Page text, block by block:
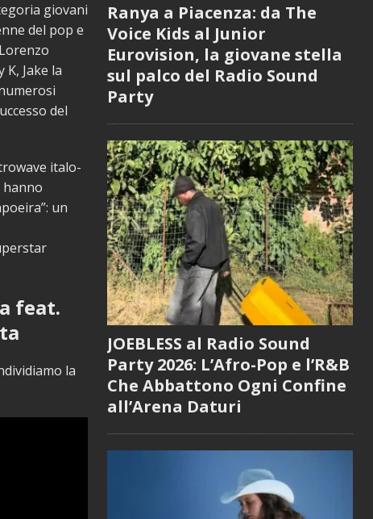
giovani
del pop e
Jake la
del
italo-
hanno
un
feat.
la
Ranya a Piacenza: da The
Voice Kids al Junior
Eurovision, la giovane stella
sul palco del Radio Sound
Party
JOEBLESS al Radio Sound
Party 2026: L’Afro-Pop e l’R&B
Che Abbattono Ogni Confine
all’Arena Daturi